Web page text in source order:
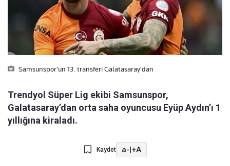
Samsunspor'un 13. transferi Galatasaray'dan
Trendyol Süper Lig ekibi Samsunspor,
Galatasaray’dan orta saha oyuncusu Eyüp Aydın’ı 1
yıllığına kiraladı.
Kaydet a-|+A